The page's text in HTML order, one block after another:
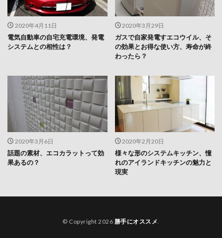
2020年4月11日
電気自動車の自宅充電環境、発電
システムとの相性は？
2020年3月29日
ガスで自家発電すエコウイル、そ
の効果とお得な使い方、寿命が終
わったら？
2020年3月6日
話題の素材、エコカラットって効
果あるの？
2020年2月20日
様々な形のシステムキッチン、憧
れのアイランドキッチンの魅力と
現実
© Copyright 2026 勝手にオススメ